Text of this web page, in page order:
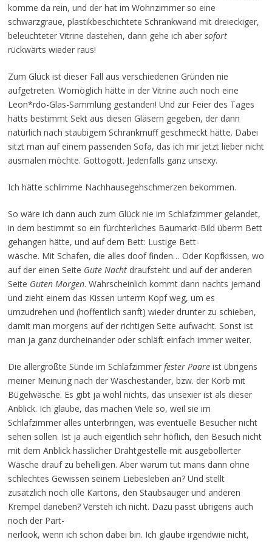
komme da rein, und der hat im Wohnzimmer so eine
schwarzgraue, plastikbeschichtete Schrankwand mit dreieckiger,
beleuchteter Vitrine dastehen, dann gehe ich aber sofort
rückwärts wieder raus!
Zum Glück ist dieser Fall aus verschiedenen Gründen nie
aufgetreten. Womöglich hätte in der Vitrine auch noch eine
Leon*rdo-Glas-Sammlung gestanden! Und zur Feier des Tages
hätts bestimmt Sekt aus diesen Gläsern gegeben, der dann
natürlich nach staubigem Schrankmuff geschmeckt hätte. Dabei
sitzt man auf einem passenden Sofa, das ich mir jetzt lieber nicht
ausmalen möchte. Gottogott. Jedenfalls ganz unsexy.
Ich hätte schlimme Nachhausegehschmerzen bekommen.
So wäre ich dann auch zum Glück nie im Schlafzimmer gelandet,
in dem bestimmt so ein fürchterliches Baumarkt-Bild überm Bett
gehangen hätte, und auf dem Bett: Lustige Bett-
wäsche. Mit Schafen, die alles doof finden… Oder Kopfkissen, wo
auf der einen Seite Gute Nachtdraufsteht und auf der anderen
Seite Guten Morgen. Wahrscheinlich kommt dann nachts jemand
und zieht einem das Kissen unterm Kopf weg, um es
umzudrehen und (hoffentlich sanft) wieder drunter zu schieben,
damit man morgens auf der richtigen Seite aufwacht. Sonst ist
man ja ganz durcheinander oder schläft einfach immer weiter.
Die allergrößte Sünde im Schlafzimmer fester Paareist übrigens
meiner Meinung nach der Wäscheständer, bzw. der Korb mit
Bügelwäsche. Es gibt ja wohl nichts, das unsexier ist als dieser
Anblick. Ich glaube, das machen Viele so, weil sie im
Schlafzimmer alles unterbringen, was eventuelle Besucher nicht
sehen sollen. Ist ja auch eigentlich sehr höflich, den Besuch nicht
mit dem Anblick hässlicher Drahtgestelle mit ausgebollerter
Wäsche drauf zu behelligen. Aber warum tut mans dann ohne
schlechtes Gewissen seinem Liebesleben an? Und stellt
zusätzlich noch olle Kartons, den Staubsauger und anderen
Krempel daneben? Versteh ich nicht. Dazu passt übrigens auch
noch der Part-
nerlook, wenn ich schon dabei bin. Ich glaube irgendwie nicht,